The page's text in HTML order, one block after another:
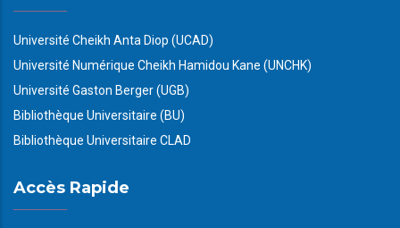
Université Cheikh Anta Diop (UCAD)
Université Numérique Cheikh Hamidou Kane (UNCHK)
Université Gaston Berger (UGB)
Bibliothèque Universitaire (BU)
Bibliothèque Universitaire CLAD
Accès Rapide